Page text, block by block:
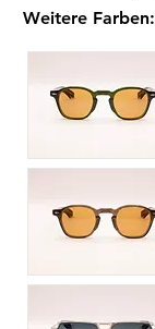
Weitere Farben: